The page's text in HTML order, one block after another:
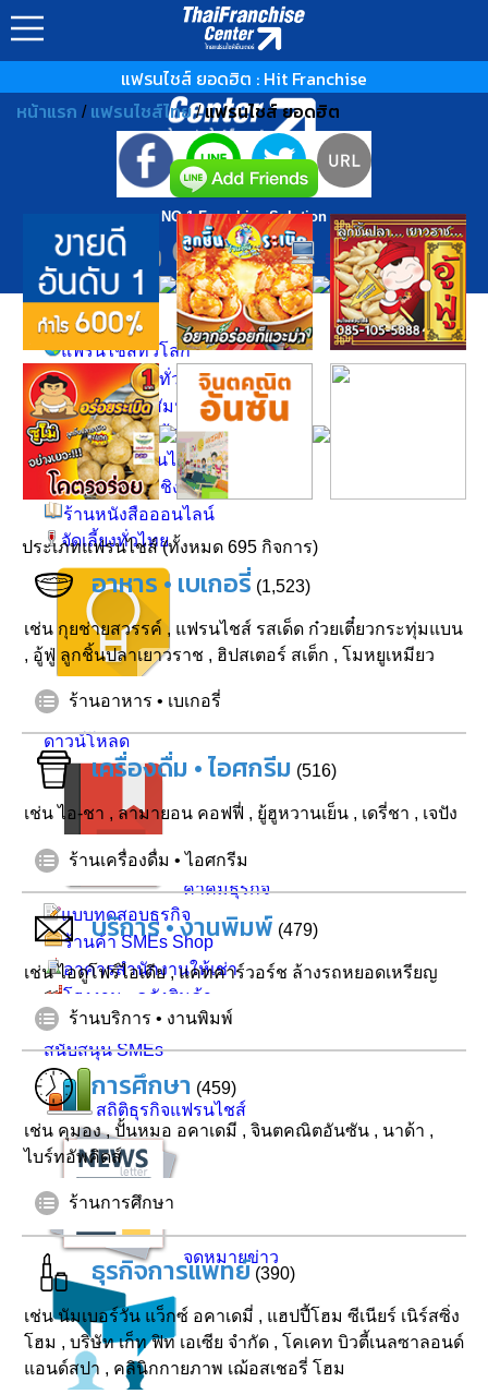
แฟรนไชส์ ยอดฮิต : Hit Franchise
หน้าแรก / แฟรนไชส์ไทย/แฟรนไชส์ ยอดฮิต
ประเภทแฟรนไชส์ (ทั้งหมด 695 กิจการ)
อาหาร • เบเกอรี่ (1,523)
เช่น กุยช่ายสวรรค์ , แฟรนไชส์ รสเด็ด ก๋วยเตี๋ยวกระทุ่มแบน
, อู้ฟู่ ลูกชิ้นปลาเยาวราช , ฮิปสเตอร์ สเต็ก , โมหยูเหมียว
ร้านอาหาร • เบเกอรี่
เครื่องดื่ม • ไอศกรีม (516)
เช่นไอ-ชา , ลามายอน คอฟฟี่ , ยู้ฮูหวานเย็น , เดรี่ชา , เจปัง
ร้านเครื่องดื่ม • ไอศกรีม
บริการ • งานพิมพ์ (479)
เช่นไอดูโฟร์ไอเดีย,แคทคาร์วอร์ช ล้างรถหยอดเหรียญ
ร้านบริการ • งานพิมพ์
การศึกษา (459)
เช่น คุมอง,ปั้นหมอ อคาเดมี , จินตคณิตอันซัน , นาด้า ,
ไบร์ทอัพคิดส์
ร้านการศึกษา
ธุรกิจการแพทย์ (390)
เช่นนัมเบอร์วัน แว็กซ์ อคาเดมี่ , แฮปปี้โฮม ซีเนียร์ เนิร์สซิ่ง
โฮม , บริษัท เก็ท ฟิท เอเซีย จำกัด , โคเคท บิวตี้เนลซาลอนด์
แอนด์สปา , คลินิกกายภาพ เฌ้อสเชอรี่ โฮม
▲ GO TO TOP
NO.1 Franchise Solution
แฟรนไชส์
แฟรนไชส์ทั่วโลก
ทำเลค้าขายทั่วไทย
งานอบรม - สัมนา
งานแสดงสินค้า
รีวิวงานแฟรนไชส์
งานประกวด ชิงรางวัล
ร้านหนังสือออนไลน์
จัดเลี้ยงทั่วไทย
อินโฟกราฟฟิค
ดาวน์โหลด
คำคมธุรกิจ
แบบทดสอบธุรกิจ
ร้านค้า SMEs Shop
อาคารสำนักงานให้เช่า
โรงงาน - คลังสินค้า
นิคมอุตสาหกรรม
สนับสนุน SMEs
สถิติธุรกิจแฟรนไชส์
จดหมายข่าว